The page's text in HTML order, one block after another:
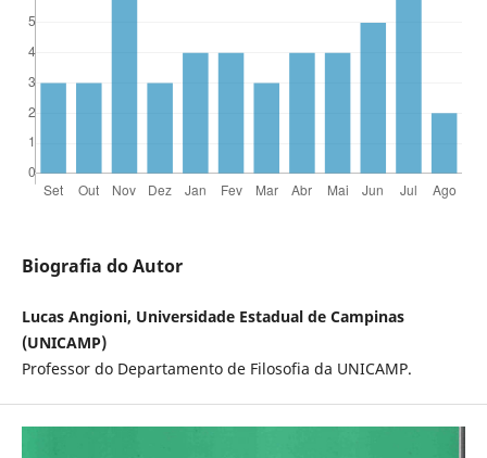
Biografia do Autor
Lucas Angioni, Universidade Estadual de Campinas
(UNICAMP)
Professor do Departamento de Filosofia da UNICAMP.